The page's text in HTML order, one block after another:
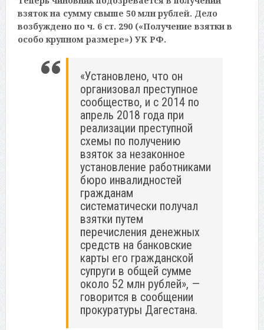
взяток на сумму свыше 50 млн рублей. Дело
возбуждено по ч. 6 ст. 290 («Получение взятки в
особо крупном размере») УК РФ.
«Установлено, что он
организовал преступное
сообщество, и с 2014 по
апрель 2018 года при
реализации преступной
схемы по получению
взяток за незаконное
установление работниками
бюро инвалидностей
гражданам
систематически получал
взятки путем
перечисления денежных
средств на банковские
карты его гражданской
супруги в общей сумме
около 52 млн рублей», —
говорится в сообщении
прокуратуры Дагестана.